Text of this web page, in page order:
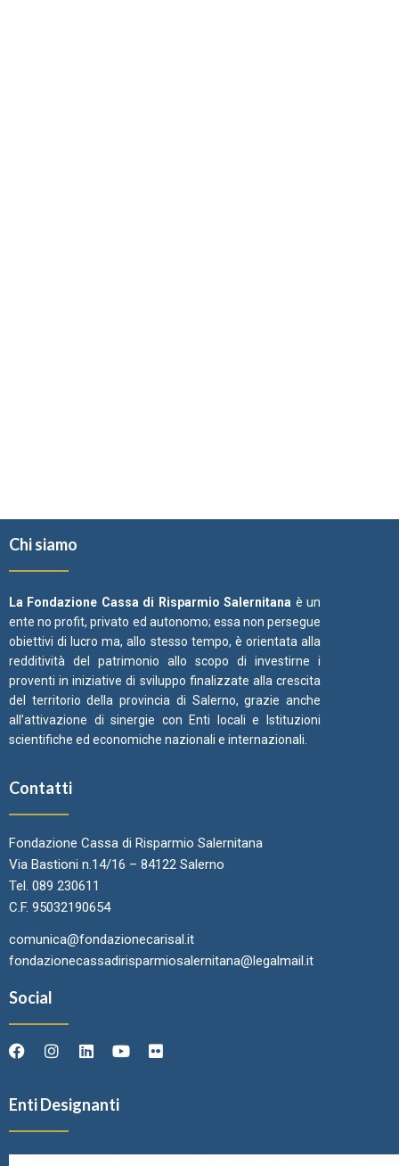
Chi siamo
La Fondazione Cassa di Risparmio Salernitana è un
ente no profit, privato ed autonomo; essa non persegue
obiettivi di lucro ma, allo stesso tempo, è orientata alla
redditività del patrimonio allo scopo di investirne i
proventi in iniziative di sviluppo finalizzate alla crescita
del territorio della provincia di Salerno, grazie anche
all’attivazione di sinergie con Enti locali e Istituzioni
scientifiche ed economiche nazionali e internazionali.
Contatti
Fondazione Cassa di Risparmio Salernitana
Via Bastioni n.14/16 – 84122 Salerno
Tel. 089 230611
C.F. 95032190654
comunica@fondazionecarisal.it
fondazionecassadirisparmiosalernitana@legalmail.it
Social
Enti Designanti